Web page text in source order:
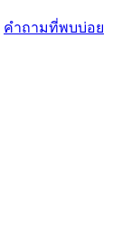
คำถามที่พบบ่อย